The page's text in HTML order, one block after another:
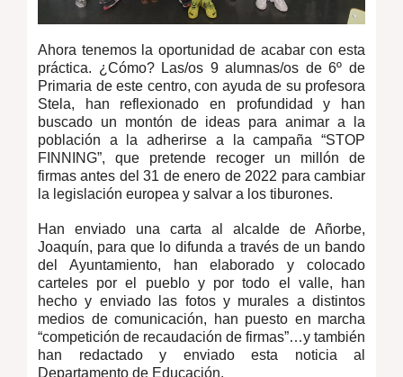
Ahora tenemos la oportunidad de acabar con esta
práctica. ¿Cómo? Las/os 9 alumnas/os de 6º de
Primaria de este centro, con ayuda de su profesora
Stela, han reflexionado en profundidad y han
buscado un montón de ideas para animar a la
población a la adherirse a la campaña “STOP
FINNING”, que pretende recoger un millón de
firmas antes del 31 de enero de 2022 para cambiar
la legislación europea y salvar a los tiburones.
Han enviado una carta al alcalde de Añorbe,
Joaquín, para que lo difunda a través de un bando
del Ayuntamiento, han elaborado y colocado
carteles por el pueblo y por todo el valle, han
hecho y enviado las fotos y murales a distintos
medios de comunicación, han puesto en marcha
“competición de recaudación de firmas”…y también
han redactado y enviado esta noticia al
Departamento de Educación.